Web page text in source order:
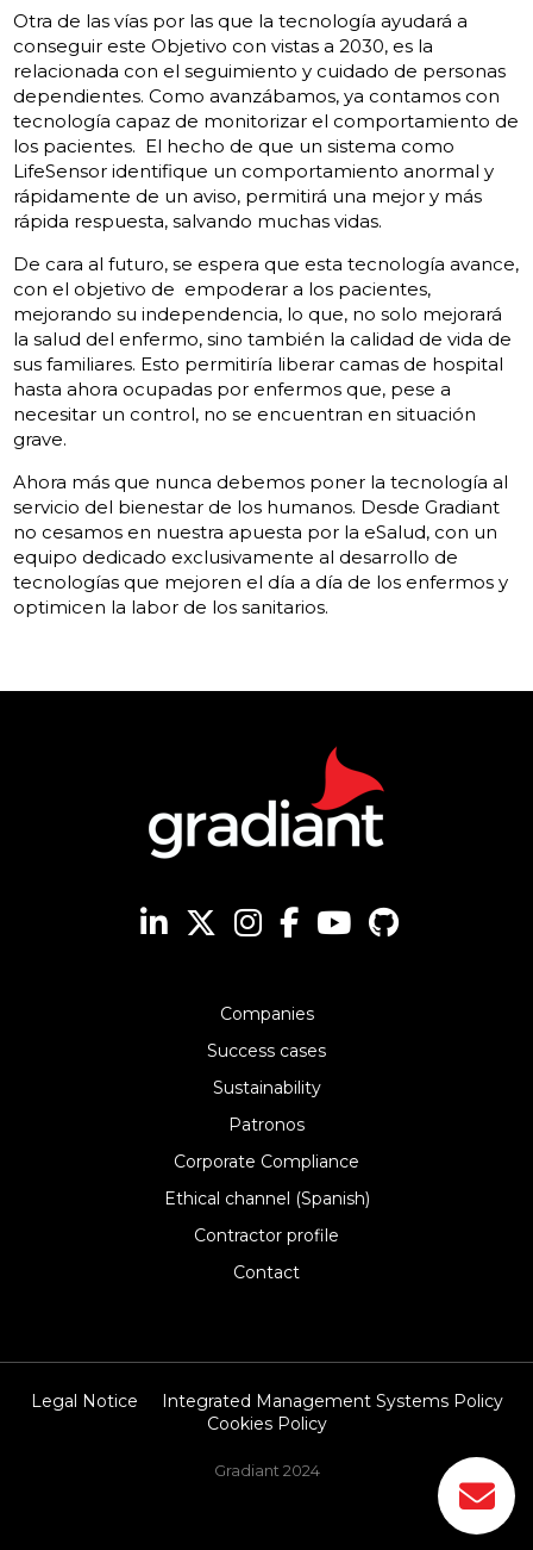
Otra de las vías por las que la tecnología ayudará a
conseguir este Objetivo con vistas a 2030, es la
relacionada con el seguimiento y cuidado de personas
dependientes. Como avanzábamos, ya contamos con
tecnología capaz de monitorizar el comportamiento de
los pacientes. El hecho de que un sistema como
LifeSensoridentifique un comportamiento anormal y
rápidamente de un aviso, permitirá una mejor y más
rápida respuesta, salvando muchas vidas.
De cara al futuro, se espera que esta tecnología avance,
con el objetivo de empoderar a los pacientes,
mejorando su independencia, lo que, no solo mejorará
la salud del enfermo, sino también la calidad de vida de
sus familiares. Esto permitiría liberar camas de hospital
hasta ahora ocupadas por enfermos que, pese a
necesitar un control, no se encuentran en situación
grave.
Ahora más que nunca debemos poner la tecnología al
servicio del bienestar de los humanos. Desde Gradiant
no cesamos en nuestra apuesta por la eSalud, con un
equipo dedicado exclusivamente al desarrollo de
tecnologías que mejoren el día a día de los enfermos y
optimicen la labor de los sanitarios.
Companies
Success cases
Sustainability
Patronos
Corporate Compliance
Ethical channel (Spanish)
Contractor profile
Contact
Gradiant 2024
Legal Notice
Integrated Management Systems Policy
Cookies Policy